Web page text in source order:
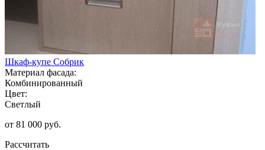
Шкаф-купе Собрик
Материал фасада:
Комбинированный
Цвет:
Светлый
от 81 000 руб.
Рассчитать